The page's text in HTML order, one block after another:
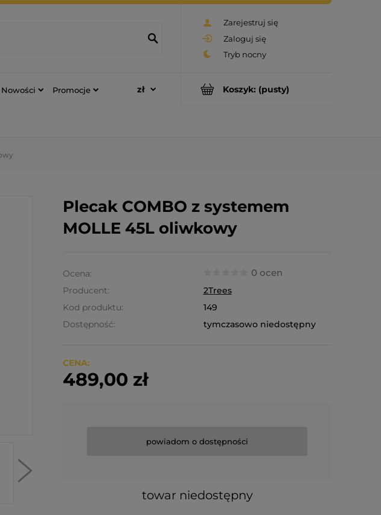
Zarejestruj się
Zaloguj się
Koszyk: (pusty)
Nowości Promocje
Plecak COMBO z systemem
MOLLE 45L oliwkowy
Ocena: 0 ocen
Producent:
2Trees
Kod produktu:
149
Dostępność:
tymczasowo niedostępny
CENA:
489,00 zł
powiadom o dostępności
towar niedostępny